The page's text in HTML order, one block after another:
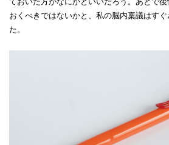
おくべきではないかと、私の脳内稟議はす
た。